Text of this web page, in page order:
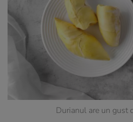
Durianul are un gust